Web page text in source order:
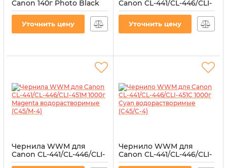
Canon 140г Photo Black
водорастворимое (PL-
PL-INK-CANON-PB
Уточнить цену
Canon CL-441/CL-446/CLI-
451Y 1000г Yellow
(C45/Y-4)
Уточнить цену
Чернила WWM для
Canon CL-441/CL-446/CLI-
451M 1000г Magenta
Чернило WWM для
Canon CL-441/CL-446/CLI-
451C 1000г Cyan